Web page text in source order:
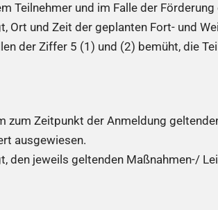
Teilnehmer und im Falle der
Ort und Zeit der geplanten Fort- und
der Ziffer 5 (1) und (2) bemüht, die
zum Zeitpunkt der Anmeldung
ausgewiesen.
den jeweils geltenden Maßnahmen-/